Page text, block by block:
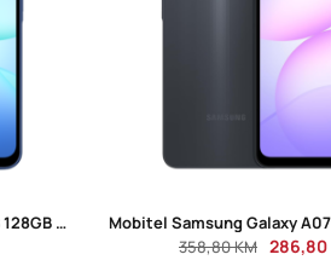
Mobitel Samsung Galaxy A17 4GB 128GB Dual Sim Blue
358,80KM 286,80